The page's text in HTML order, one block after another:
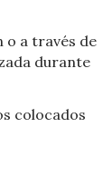
o a través de
durante
colocados